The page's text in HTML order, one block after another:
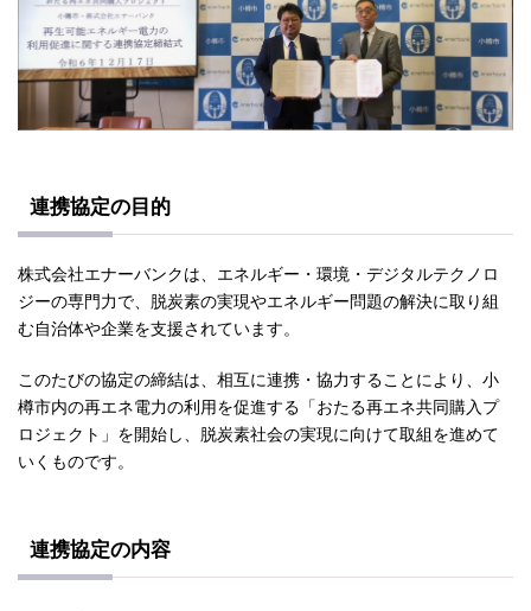
連携協定の目的
株式会社エナーバンクは、エネルギー・環境・デジタルテクノロ
ジーの専門力で、脱炭素の実現やエネルギー問題の解決に取り組
む自治体や企業を支援されています。
このたびの協定の締結は、相互に連携・協力することにより、小
樽市内の再エネ電力の利用を促進する「おたる再エネ共同購入プ
ロジェクト」を開始し、脱炭素社会の実現に向けて取組を進めて
いくものです。
連携協定の内容